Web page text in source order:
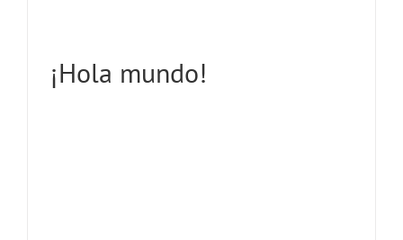
¡Hola mundo!